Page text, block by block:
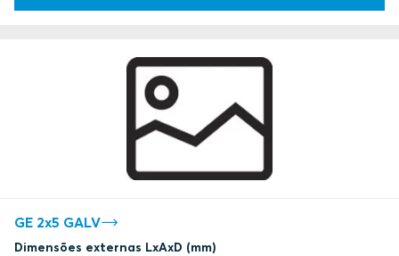
GE 2x5 GALV
Dimensões externas LxAxD (mm)